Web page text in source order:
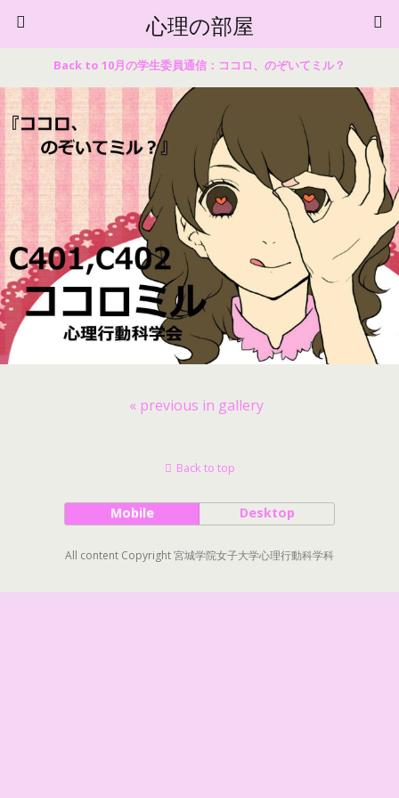
心理の部屋
Back to 10月の学生委員通信：ココロ、のぞいてミル？
« previous in gallery
Back to top
Mobile Desktop
All content Copyright 宮城学院女子大学心理行動科学科